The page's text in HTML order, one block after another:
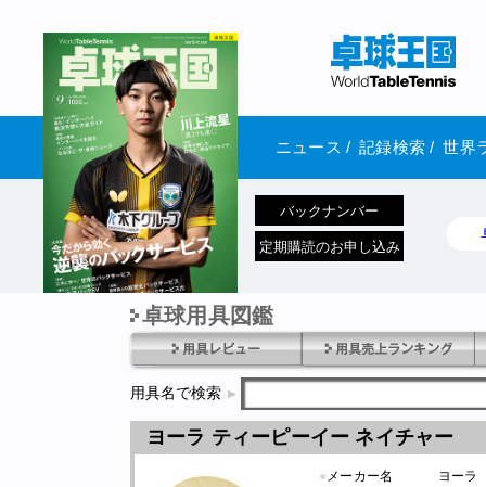
ニュース / 記録検索 / 世界
1970年1月01日 発売
バックナンバー
定期購読のお申し込み
卓球用具図鑑
用具名で検索
ヨーラ ティーピーイー ネイチャー
● メーカー名
ヨーラ